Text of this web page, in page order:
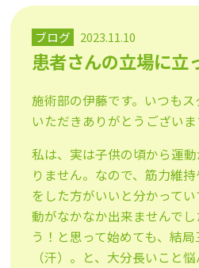
ブログ 2023.11.10
患者さんの立場に立
施術部の伊藤です。いつも
いただきありがとうございま
私は、実は子供の頃から運
りません。なので、筋力維
をした方がいいと分かって
動がなかなか出来ませんで
う！と思って始めても、結
（汗）。と、大分長いこと悩